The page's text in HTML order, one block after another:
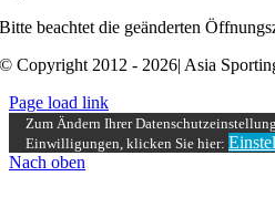
Bitte beachtet die geänderten
© Copyright 2012 - 2026| Asia
Page load link
Zum Ändern Ihrer
Einwilligungen, klicken Sie hier:
Nach oben